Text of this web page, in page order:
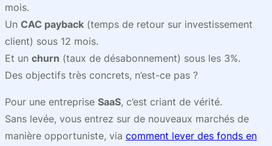
mois.
Un CAC payback (temps de retour sur investissement
client) sous 12 mois.
Et un churn (taux de désabonnement) sous les 3%.
Des objectifs très concrets, n’est-ce pas ?
Pour une entreprise SaaS, c’est criant de vérité.
Sans levée, vous entrez sur de nouveaux marchés de
manière opportuniste, via comment lever des fonds en